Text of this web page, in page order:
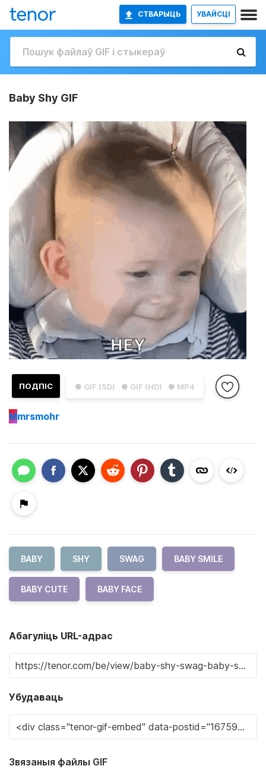
СТВАРЫЦЬ УВАЙСЦІ
Baby Shy GIF
● GIF (SD) ● GIF (HD) ● MP4
ПОДПІС
Mmrsmohr
BABY SHY SWAG BABY SMILE
BABY CUTE BABY FACE
Абагуліць URL-адрас
Убудаваць
Звязаныя файлы GIF